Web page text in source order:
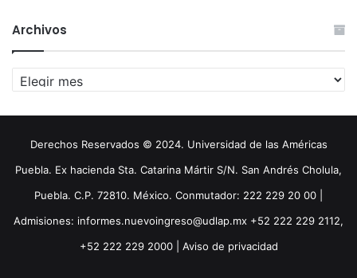
Archivos
Archivos
Derechos Reservados © 2024. Universidad de las Américas
Puebla. Ex hacienda Sta. Catarina Mártir S/N. San Andrés Cholula,
Puebla. C.P. 72810. México. Conmutador: 222 229 20 00 |
Admisiones: informes.nuevoingreso@udlap.mx +52 222 229 2112,
+52 222 229 2000 | Aviso de privacidad